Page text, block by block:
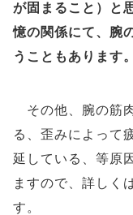
が固まること）と
憶の関係にて、腕
うこともあります。
その他、腕の筋
る、歪みによって
延している、等原
ますので、詳しく
す。